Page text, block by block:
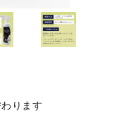
ります